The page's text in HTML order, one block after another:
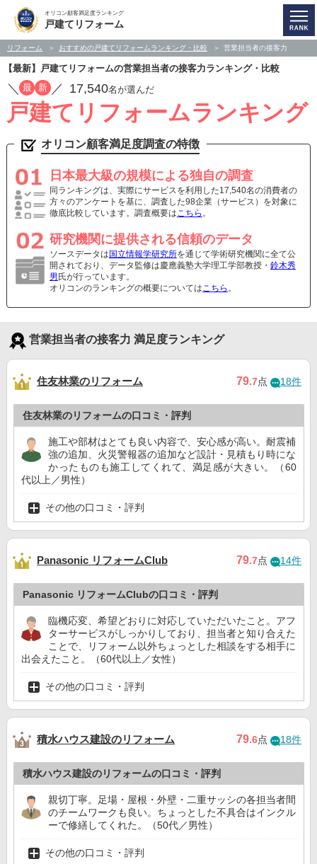
オリコン顧客満足度ランキング
戸建てリフォーム
リフォーム おすすめの戸建てリフォームランキング・比較 営業担当者の接客力
【最新】戸建てリフォームの営業担当者の接客力ランキング・比較
／ 最 新 ／ 17,540名が選んだ
戸建てリフォームランキング
オリコン顧客満足度調査の特徴
日本最大級の規模による独自の調査
同ランキングは、実際にサービスを利用した17,540名の消費者の
方々のアンケートを基に、調査した98企業（サービス）を対象に
徹底比較しています。調査概要はこちら 。
研究機関に提供される信頼のデータ
ソースデータは 国立情報学研究所を通じて学術研究機関に全て公
開されており、データ監修は慶應義塾大学理工学部教授・ 鈴木秀
男 氏が行っています。
オリコンのランキングの概要についてはこちら 。
営業担当者の接客力 満足度ランキング
住友林業のリフォーム 79.7点 18件
住友林業のリフォームの口コミ・評判
施工や部材はとても良い内容で、安心感が高い。耐震補
強の追加、火災警報器の追加など設計・見積もり時にな
かったものも施工してくれて、満足感が大きい。（60
代以上／男性）
その他の口コミ・評判
Panasonic リフォームClub 79.7点 14件
Panasonic リフォームClubの口コミ・評判
臨機応変、希望どおりに対応していただいたこと。アフ
ターサービスがしっかりしており、担当者と知り合えた
ことで、リフォーム以外ちょっとした相談をする相手に
出会えたこと。（60代以上／女性）
その他の口コミ・評判
積水ハウス建設のリフォーム 79.6点 18件
積水ハウス建設のリフォームの口コミ・評判
親切丁寧。足場・屋根・外壁・二重サッシの各担当者間
のチームワークも良い。ちょっとした不具合はインクル
ーで修繕してくれた。（50代／男性）
その他の口コミ・評判